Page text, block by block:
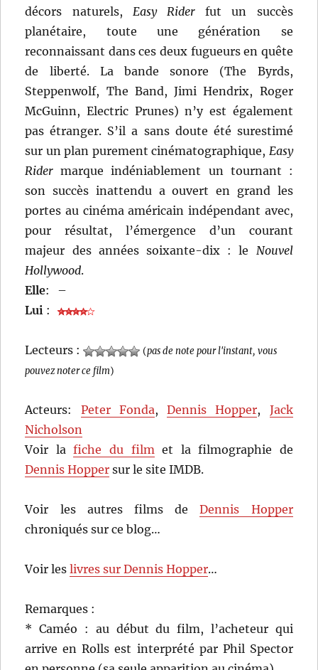
décors naturels, Easy Rider fut un succès
planétaire, toute une génération se
reconnaissant dans ces deux fugueurs en quête
de liberté. La bande sonore (The Byrds,
Steppenwolf, The Band, Jimi Hendrix, Roger
McGuinn, Electric Prunes) n’y est également
pas étranger. S’il a sans doute été surestimé
sur un plan purement cinématographique, Easy
Rider marque indéniablement un tournant :
son succès inattendu a ouvert en grand les
portes au cinéma américain indépendant avec,
pour résultat, l’émergence d’un courant
majeur des années soixante-dix : le Nouvel
Hollywood.
Elle:
–
Lui :
Lecteurs : (pas de note pour l'instant, vous
pouvez noter ce film)
Acteurs: Peter Fonda,Dennis Hopper, Jack
Nicholson
Voir lafiche du filmet la filmographie de
Dennis Hopper sur le site IMDB.
Voir les autres films deDennis Hopper
chroniqués sur ce blog…
Voir leslivres sur Dennis Hopper…
Remarques :
* Caméo : au début du film, l’acheteur qui
arrive en Rolls est interprété par Phil Spector